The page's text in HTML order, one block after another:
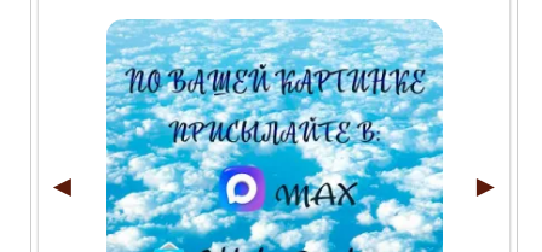
◄ ►